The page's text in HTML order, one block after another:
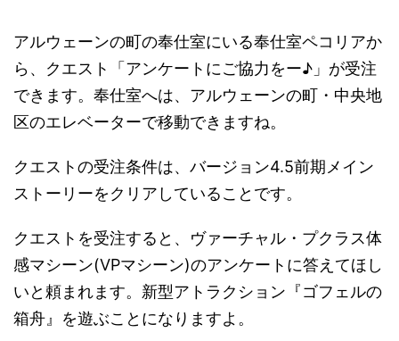
アルウェーンの町の奉仕室にいる奉仕室ペコリアか
ら、クエスト「アンケートにご協力をー♪」が受注
できます。奉仕室へは、アルウェーンの町・中央地
区のエレベーターで移動できますね。
クエストの受注条件は、バージョン4.5前期メイン
ストーリーをクリアしていることです。
クエストを受注すると、ヴァーチャル・プクラス体
感マシーン(VPマシーン)のアンケートに答えてほし
いと頼まれます。新型アトラクション『ゴフェルの
箱舟』を遊ぶことになりますよ。